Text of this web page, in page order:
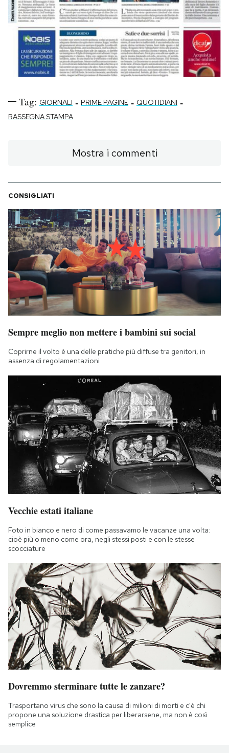
Tag: GIORNALI - PRIME PAGINE - QUOTIDIANI -
RASSEGNA STAMPA
Mostra i commenti
CONSIGLIATI
Sempre meglio non mettere i bambini sui social
Coprirne il volto è una delle pratiche più diffuse tra genitori, in
assenza di regolamentazioni
Vecchie estati italiane
Foto in bianco e nero di come passavamo le vacanze una volta:
cioè più o meno come ora, negli stessi posti e con le stesse
scocciature
Dovremmo sterminare tutte le zanzare?
Trasportano virus che sono la causa di milioni di morti e c'è chi
propone una soluzione drastica per liberarsene, ma non è così
semplice